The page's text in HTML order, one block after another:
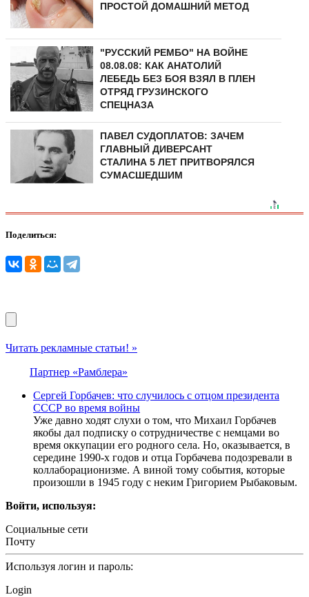
ПРОСТОЙ ДОМАШНИЙ МЕТОД
"РУССКИЙ РЕМБО" НА ВОЙНЕ
08.08.08: КАК АНАТОЛИЙ
ЛЕБЕДЬ БЕЗ БОЯ ВЗЯЛ В ПЛЕН
ОТРЯД ГРУЗИНСКОГО
СПЕЦНАЗА
ПАВЕЛ СУДОПЛАТОВ: ЗАЧЕМ
ГЛАВНЫЙ ДИВЕРСАНТ
СТАЛИНА 5 ЛЕТ ПРИТВОРЯЛСЯ
СУМАСШЕДШИМ
Поделиться:
Читать рекламные статьи! »
Партнер «Рамблера»
Сергей Горбачев: что случилось с отцом президента
СССР во время войны
Уже давно ходят слухи о том, что Михаил Горбачев
якобы дал подписку о сотрудничестве с немцами во
время оккупации его родного села. Но, оказывается, в
середине 1990-х годов и отца Горбачева подозревали в
коллаборационизме. А виной тому события, которые
произошли в 1945 году с неким Григорием Рыбаковым.
Войти, используя:
Социальные сети
Почту
Используя логин и пароль:
Login